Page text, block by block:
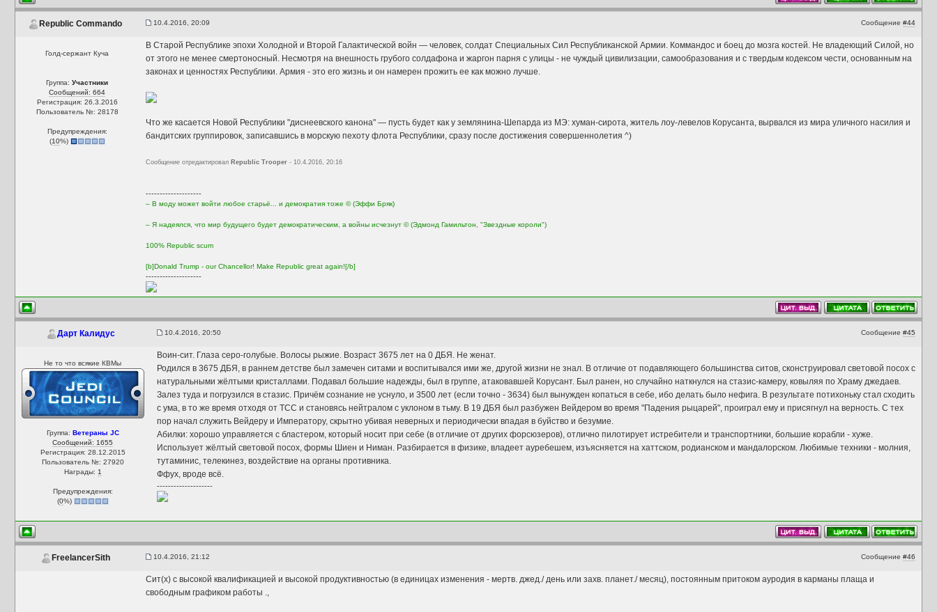
Republic Commando 10.4.2016, 20:09 Сообщение #44
Голд-сержант Куча
Группа:Участники
Сообщений: 664
Регистрация: 26.3.2016
Пользователь №: 28178
Предупреждения:
(10%)
В Старой Республике эпохи Холодной и Второй Галактической войн — человек, солдат Специальных Сил Республиканской Армии. Коммандос и боец до мозга костей. Не владеющий Силой, но
от этого не менее смертоносный. Несмотря на внешность грубого солдафона и жаргон парня с улицы - не чуждый цивилизации, самообразования и с твердым кодексом чести, основанным на
законах и ценностях Республики. Армия - это его жизнь и он намерен прожить ее как можно лучше.
Что же касается Новой Республики "диснеевского канона" — пусть будет как у землянина-Шепарда из МЭ: хуман-сирота, житель лоу-левелов Корусанта, вырвался из мира уличного насилия и
бандитских группировок, записавшись в морскую пехоту флота Республики, сразу после достижения совершеннолетия ^)
Сообщение отредактировал Republic Trooper- 10.4.2016, 20:16
--------------------
– В моду может войти любое старьё... и демократия тоже © (Эффи Бряк)
– Я надеялся, что мир будущего будет демократическим, а войны исчезнут © (Эдмонд Гамильтон, "Звездные короли")
100% Republic scum
[b]Donald Trump - our Chancellor! Make Republic great again![/b]
--------------------
Дарт Калидус 10.4.2016, 20:50 Сообщение #45
Не то что всякие КВМы
Группа: Ветераны JC
Сообщений: 1655
Регистрация: 28.12.2015
Пользователь №: 27920
Награды: 1
Предупреждения:
(0%)
Воин-сит. Глаза серо-голубые. Волосы рыжие. Возраст 3675 лет на 0 ДБЯ. Не женат.
Родился в 3675 ДБЯ, в раннем детстве был замечен ситами и воспитывался ими же, другой жизни не знал. В отличие от подавляющего большинства ситов, сконструировал световой посох с
натуральными жёлтыми кристаллами. Подавал большие надежды, был в группе, атаковавшей Корусант. Был ранен, но случайно наткнулся на стазис-камеру, ковыляя по Храму джедаев.
Залез туда и погрузился в стазис. Причём сознание не уснуло, и 3500 лет (если точно - 3634) был вынужден копаться в себе, ибо делать было нефига. В результате потихоньку стал сходить
с ума, в то же время отходя от ТСС и становясь нейтралом с уклоном в тьму. В 19 ДБЯ был разбужен Вейдером во время "Падения рыцарей", проиграл ему и присягнул на верность. С тех
пор начал служить Вейдеру и Императору, скрытно убивая неверных и периодически впадая в буйство и безумие.
Абилки: хорошо управляется с бластером, который носит при себе (в отличие от других форсюзеров), отлично пилотирует истребители и транспортники, большие корабли - хуже.
Использует жёлтый световой посох, формы Шиен и Ниман. Разбирается в физике, владеет ауребешем, изъясняется на хаттском, родианском и мандалорском. Любимые техники - молния,
тутаминис, телекинез, воздействие на органы противника.
Ффух, вроде всё.
--------------------
FreelancerSith 10.4.2016, 21:12 Сообщение #46
Сит(х) с высокой квалификацией и высокой продуктивностью (в единицах изменения - мертв. джед./ день или захв. планет./ месяц), постоянным притоком ауродия в карманы плаща и
свободным графиком работы .,